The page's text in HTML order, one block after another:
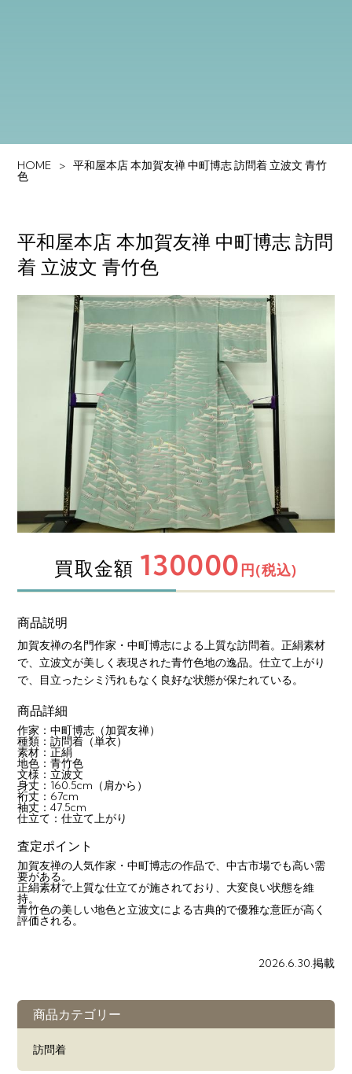
HOME 平和屋本店 本加賀友禅 中町博志 訪問着 立波文 青竹
色
平和屋本店 本加賀友禅 中町博志 訪問
着 立波文 青竹色
買取金額 130000 円(税込)
商品説明
加賀友禅の名門作家・中町博志による上質な訪問着。正絹素材
で、立波文が美しく表現された青竹色地の逸品。仕立て上がり
で、目立ったシミ汚れもなく良好な状態が保たれている。
商品詳細
作家：中町博志（加賀友禅）
種類：訪問着（単衣）
素材：正絹
地色：青竹色
文様：立波文
身丈：160.5cm（肩から）
裄丈：67cm
袖丈：47.5cm
仕立て：仕立て上がり
査定ポイント
加賀友禅の人気作家・中町博志の作品で、中古市場でも高い需
要がある。
正絹素材で上質な仕立てが施されており、大変良い状態を維
持。
青竹色の美しい地色と立波文による古典的で優雅な意匠が高く
評価される。
2026.6.30.掲載
商品カテゴリー
訪問着